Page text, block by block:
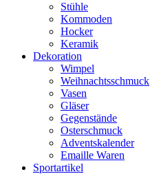
Stühle
Kommoden
Hocker
Keramik
Dekoration
Wimpel
Weihnachtsschmuck
Vasen
Gläser
Gegenstände
Osterschmuck
Adventskalender
Emaille Waren
Sportartikel